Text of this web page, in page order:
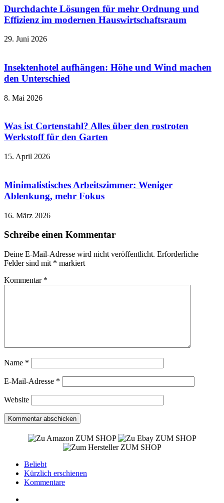
Durchdachte Lösungen für mehr Ordnung und
Effizienz im modernen Hauswirtschaftsraum
29. Juni 2026
Insektenhotel aufhängen: Höhe und Wind machen
den Unterschied
8. Mai 2026
Was ist Cortenstahl? Alles über den rostroten
Werkstoff für den Garten
15. April 2026
Minimalistisches Arbeitszimmer: Weniger
Ablenkung, mehr Fokus
16. März 2026
Schreibe einen Kommentar
Deine E-Mail-Adresse wird nicht veröffentlicht. Erforderliche
Felder sind mit * markiert
Kommentar *
Name *
E-Mail-Adresse *
Website
ZUM SHOP
ZUM SHOP
ZUM SHOP
Beliebt
Kürzlich erschienen
Kommentare